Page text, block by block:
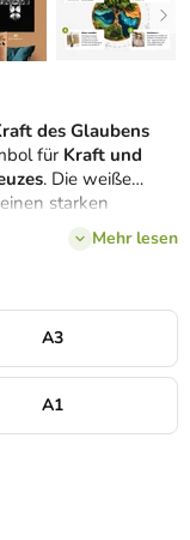
des Glaubens
für Kraft und
. Die weiße
starken
die symbolische
modernes
Mehr lesen
A3
A1